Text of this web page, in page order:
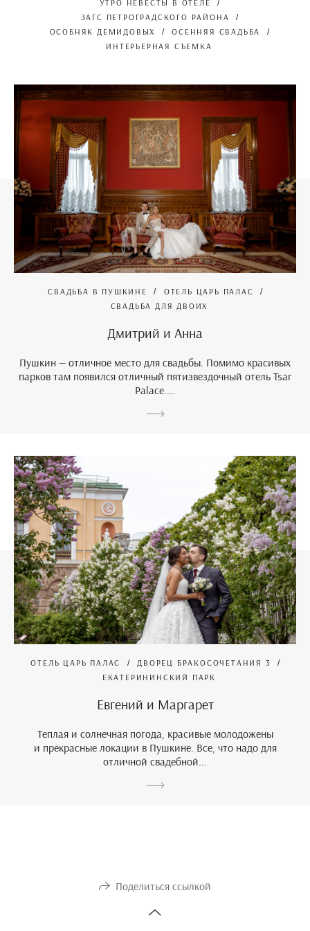
УТРО НЕВЕСТЫ В ОТЕЛЕ
ЗАГС ПЕТРОГРАДСКОГО РАЙОНА
ОСОБНЯК ДЕМИДОВЫХ
ОСЕННЯЯ СВАДЬБА
ИНТЕРЬЕРНАЯ СЪЕМКА
СВАДЬБА В ПУШКИНЕ
ОТЕЛЬ ЦАРЬ ПАЛАС
СВАДЬБА ДЛЯ ДВОИХ
Дмитрий и Анна
Пушкин — отличное место для свадьбы. Помимо красивых
парков там появился отличный пятизвездочный отель Tsar
Palace....
ОТЕЛЬ ЦАРЬ ПАЛАС
ДВОРЕЦ БРАКОСОЧЕТАНИЯ 3
ЕКАТЕРИНИНСКИЙ ПАРК
Евгений и Маргарет
Теплая и солнечная погода, красивые молодожены
и прекрасные локации в Пушкине. Все, что надо для
отличной свадебной...
Поделиться ссылкой